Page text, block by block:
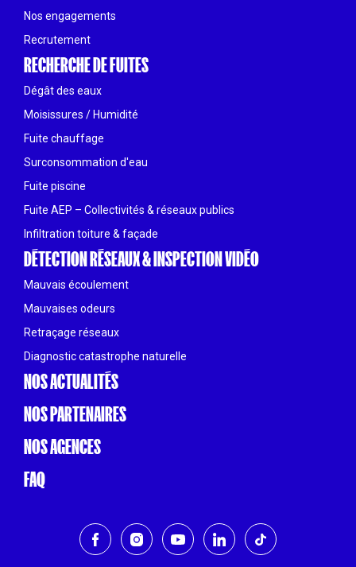
Nos engagements
Recrutement
RECHERCHE DE FUITES
Dégât des eaux
Moisissures / Humidité
Fuite chauffage
Surconsommation d'eau
Fuite piscine
Fuite AEP – Collectivités & réseaux publics
Infiltration toiture & façade
DÉTECTION RÉSEAUX & INSPECTION VIDÉO
Mauvais écoulement
Mauvaises odeurs
Retraçage réseaux
Diagnostic catastrophe naturelle
NOS ACTUALITÉS
NOS PARTENAIRES
NOS AGENCES
FAQ